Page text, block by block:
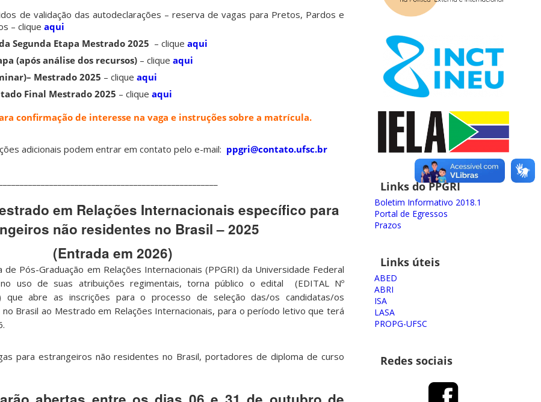
de validação das autodeclarações – reserva de vagas para Pretos, Pardos e
– clique aqui
Segunda Etapa Mestrado 2025 – clique aqui
(após análise dos recursos) – clique aqui
Mestrado 2025 – clique aqui
Final Mestrado 2025 – clique aqui
confirmação de interesse na vaga e instruções sobre a matrícula.
adicionais podem entrar em contato pelo e-mail: ppgri@contato.ufsc.br
em Relações Internacionais específico para
não residentes no Brasil – 2025
(Entrada em 2026)
de Pós-Graduação em Relações Internacionais (PPGRI) da Universidade Federal
no uso de suas atribuições regimentais, torna público o edital (EDITAL Nº
que abre as inscrições para o processo de seleção das/os candidatas/os
Brasil ao Mestrado em Relações Internacionais, para o período letivo que terá
para estrangeiros não residentes no Brasil, portadores de diploma de curso
Links do PPGRI
Boletim Informativo 2018.1
Portal de Egressos
Prazos
Links úteis
ABED
ABRI
ISA
LASA
PROPG-UFSC
Redes sociais